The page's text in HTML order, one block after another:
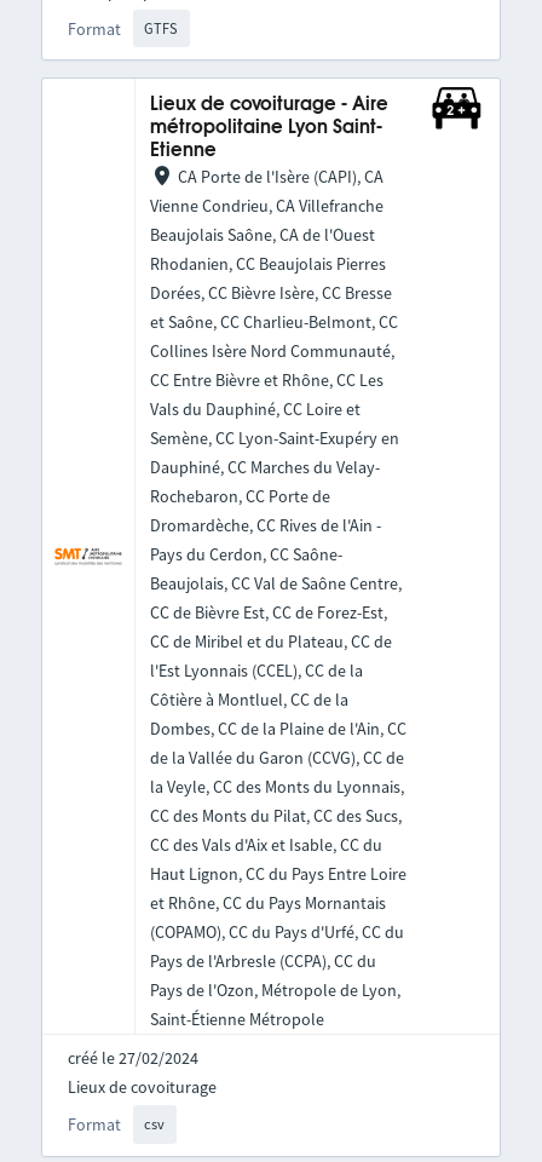
Format GTFS
Lieux de covoiturage - Aire
métropolitaine Lyon Saint-
Etienne
CA Porte de l'Isère (CAPI), CA
Vienne Condrieu, CA Villefranche
Beaujolais Saône, CA de l'Ouest
Rhodanien, CC Beaujolais Pierres
Dorées, CC Bièvre Isère, CC Bresse
et Saône, CC Charlieu-Belmont, CC
Collines Isère Nord Communauté,
CC Entre Bièvre et Rhône, CC Les
Vals du Dauphiné, CC Loire et
Semène, CC Lyon-Saint-Exupéry en
Dauphiné, CC Marches du Velay-
Rochebaron, CC Porte de
Dromardèche, CC Rives de l'Ain -
Pays du Cerdon, CC Saône-
Beaujolais, CC Val de Saône Centre,
CC de Bièvre Est, CC de Forez-Est,
CC de Miribel et du Plateau, CC de
l'Est Lyonnais (CCEL), CC de la
Côtière à Montluel, CC de la
Dombes, CC de la Plaine de l'Ain, CC
de la Vallée du Garon (CCVG), CC de
la Veyle, CC des Monts du Lyonnais,
CC des Monts du Pilat, CC des Sucs,
CC des Vals d'Aix et Isable, CC du
Haut Lignon, CC du Pays Entre Loire
et Rhône, CC du Pays Mornantais
(COPAMO), CC du Pays d'Urfé, CC du
Pays de l'Arbresle (CCPA), CC du
Pays de l'Ozon, Métropole de Lyon,
Saint-Étienne Métropole
créé le 27/02/2024
Format csv
Lieux de covoiturage